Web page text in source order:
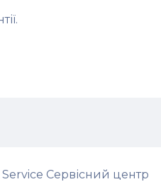
Сервісний центр